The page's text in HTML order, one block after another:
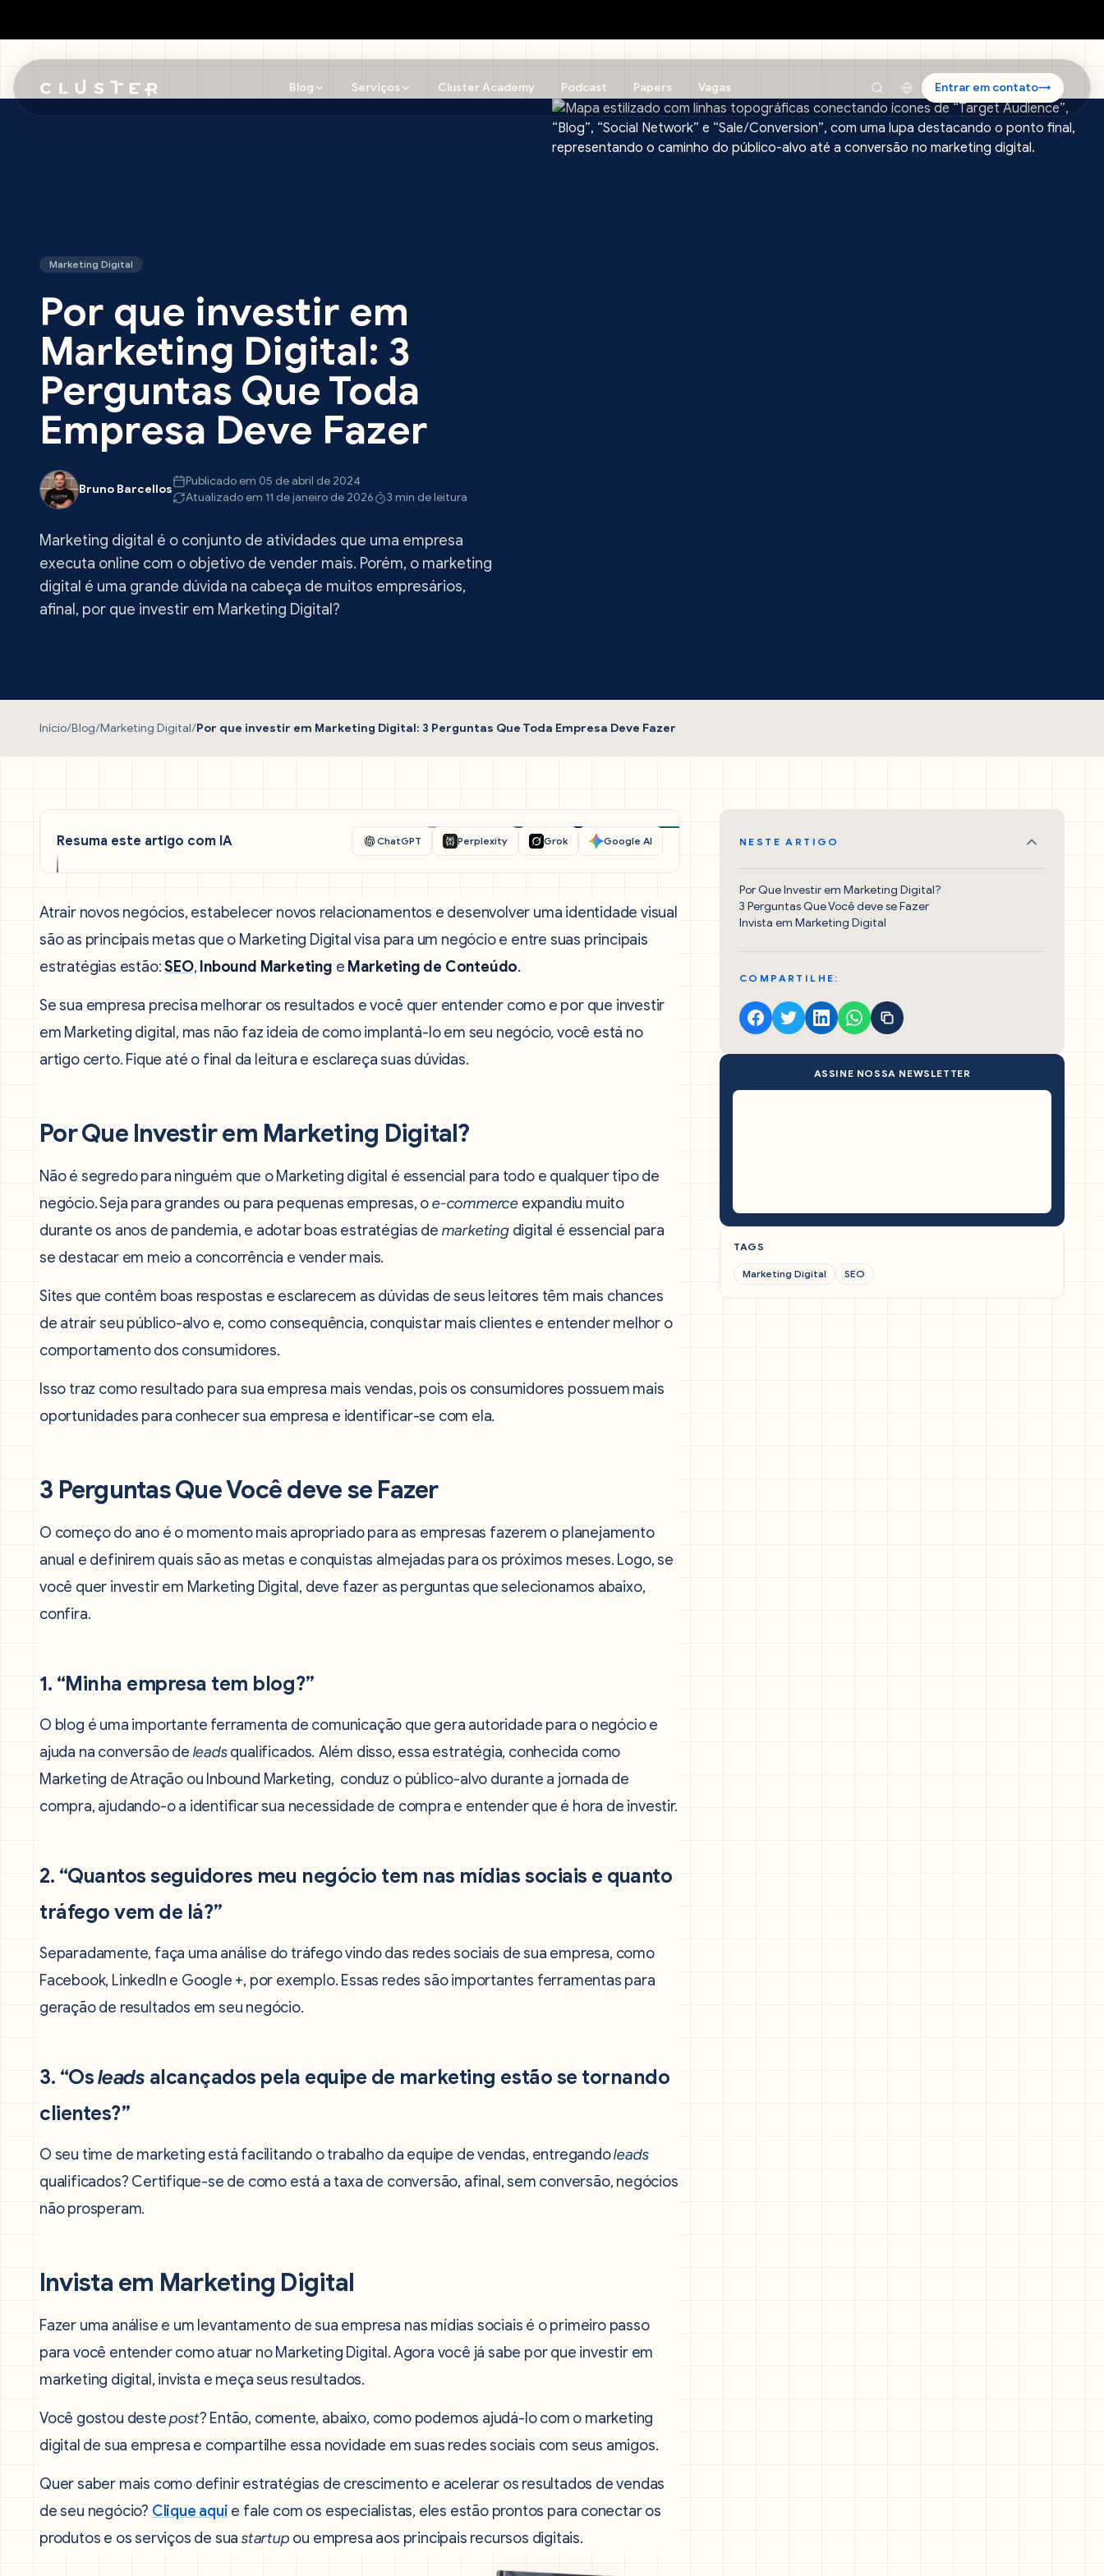
Blog Serviços Cluster Academy Podcast Papers Vagas Entrar em contato→
Marketing Digital
Por que investir em
Marketing Digital: 3
Perguntas Que Toda
Empresa Deve Fazer
Bruno Barcellos
Publicado em 05 de abril de 2024
Atualizado em 11 de janeiro de 2026
3 min de leitura
Marketing digital é o conjunto de atividades que uma empresa
executa online com o objetivo de vender mais. Porém, o marketing
digital é uma grande dúvida na cabeça de muitos empresários,
afinal, por que investir em Marketing Digital?
Início/Blog/Marketing Digital/Por que investir em Marketing Digital: 3 Perguntas Que Toda Empresa Deve Fazer
Resuma este artigo com IA ChatGPT Perplexity Grok Google AI
Atrair novos negócios, estabelecer novos relacionamentos e desenvolver uma identidade visual
são as principais metas que o Marketing Digital visa para um negócio e entre suas principais
estratégias estão:SEO, Inbound Marketing e Marketing de Conteúdo.
Se sua empresa precisa melhorar os resultados e você quer entender como e por que investir
em Marketing digital, mas não faz ideia de como implantá-lo em seu negócio, você está no
artigo certo. Fique até o final da leitura e esclareça suas dúvidas.
Por Que Investir em Marketing Digital?
Não é segredo para ninguém que o Marketing digital é essencial para todo e qualquer tipo de
negócio. Seja para grandes ou para pequenas empresas, oe-commerce expandiu muito
durante os anos de pandemia, e adotar boas estratégias de marketing digital é essencial para
se destacar em meio a concorrência e vender mais.
Sites que contêm boas respostas e esclarecem as dúvidas de seus leitores têm mais chances
de atrair seu público-alvo e, como consequência, conquistar mais clientes e entender melhor o
comportamento dos consumidores.
Isso traz como resultado para sua empresa mais vendas, pois os consumidores possuem mais
oportunidades para conhecer sua empresa e identificar-se com ela.
3 Perguntas Que Você deve se Fazer
O começo do ano é o momento mais apropriado para as empresas fazerem o planejamento
anual e definirem quais são as metas e conquistas almejadas para os próximos meses. Logo, se
você quer investir em Marketing Digital, deve fazer as perguntas que selecionamos abaixo,
confira.
1. “Minha empresa tem blog?”
O blog é uma importante ferramenta de comunicação que gera autoridade para o negócio e
ajuda na conversão de leadsqualificados. Além disso, essa estratégia, conhecida como
Marketing de Atração ou Inbound Marketing, conduz o público-alvo durante a jornada de
compra, ajudando-o a identificar sua necessidade de compra e entender que é hora de investir.
2. “Quantos seguidores meu negócio tem nas mídias sociais e quanto
tráfego vem de lá?”
Separadamente, faça uma análise do tráfego vindo das redes sociais de sua empresa, como
Facebook, LinkedIn e Google +, por exemplo. Essas redes são importantes ferramentas para
geração de resultados em seu negócio.
3. “Osleads alcançados pela equipe de marketing estão se tornando
clientes?”
O seu time de marketing está facilitando o trabalho da equipe de vendas, entregandoleads
qualificados? Certifique-se de como está a taxa de conversão, afinal, sem conversão, negócios
não prosperam.
Invista em Marketing Digital
Fazer uma análise e um levantamento de sua empresa nas mídias sociais é o primeiro passo
para você entender como atuar no Marketing Digital. Agora você já sabe por que investir em
marketing digital, invista e meça seus resultados.
Você gostou destepost? Então, comente, abaixo, como podemos ajudá-lo com o marketing
digital de sua empresa e compartilhe essa novidade em suas redes sociais com seus amigos.
Quer saber mais como definir estratégias de crescimento e acelerar os resultados de vendas
de seu negócio? Clique aqui e fale com os especialistas, eles estão prontos para conectar os
produtos e os serviços de suastartup ou empresa aos principais recursos digitais.
NESTE ARTIGO
Por Que Investir em Marketing Digital?
3 Perguntas Que Você deve se Fazer
Invista em Marketing Digital
COMPARTILHE:
ASSINE NOSSA NEWSLETTER
TAGS
Marketing Digital SEO